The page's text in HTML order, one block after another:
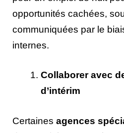
opportunités cachées,
communiquées par le
internes.
Collaborer avec
d’intérim
Certaines agences